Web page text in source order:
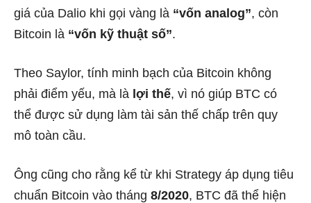
giá của Dalio khi gọi vàng là “vốn analog”, còn
Bitcoin là “vốn kỹ thuật số”.
Theo Saylor, tính minh bạch của Bitcoin không
phải điểm yếu, mà là lợi thế, vì nó giúp BTC có
thể được sử dụng làm tài sản thế chấp trên quy
mô toàn cầu.
Ông cũng cho rằng kể từ khi Strategy áp dụng tiêu
chuẩn Bitcoin vào tháng 8/2020, BTC đã thể hiện